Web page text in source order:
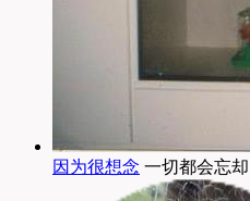
因为很想念 一切都会忘